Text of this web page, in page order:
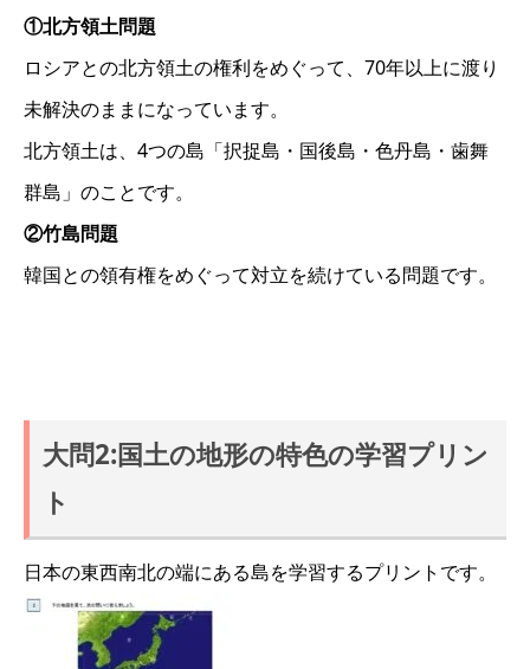
①北方領土問題
ロシアとの北方領土の権利をめぐって、70年以上に渡り
未解決のままになっています。
北方領土は、4つの島「択捉島・国後島・色丹島・歯舞
群島」のことです。
②竹島問題
韓国との領有権をめぐって対立を続けている問題です。
大問2:国土の地形の特色の学習プリン
ト
日本の東西南北の端にある島を学習するプリントです。